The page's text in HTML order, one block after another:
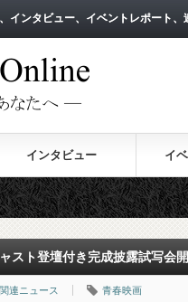
インタビュー、イベントレポート
インタビュー、イベントレポート
インタビュー イ
スト登壇付き完成披露試写会
連ニュース 青春映画